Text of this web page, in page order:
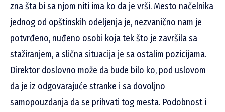
zna šta bi sa njom niti ima ko da je vrši. Mesto načelnika
jednog od opštinskih odeljenja je, nezvanično nam je
potvrđeno, nuđeno osobi koja tek što je završila sa
stažiranjem, a slična situacija je sa ostalim pozicijama.
Direktor doslovno može da bude bilo ko, pod uslovom
da je iz odgovarajuće stranke i sa dovoljno
samopouzdanja da se prihvati tog mesta. Podobnost i